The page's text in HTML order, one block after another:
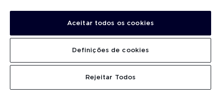
PROCURAR
CANAL DE DENÚNCIAS
TRABALHA CONNOSCO
..
Aceitar todos os cookies
Rejeitar Todos
Definições de cookies